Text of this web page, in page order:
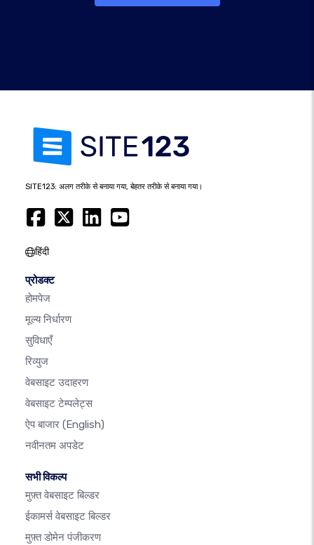
SITE123: अलग तरीके से बनाया गया, बेहतर तरीके से बनाया गया।
हिंदी
प्रोडक्ट
होमपेज
मूल्य निर्धारण
सुविधाएँ
रिव्युज
वेबसाइट उदाहरण
वेबसाइट टेम्पलेट्स
ऐप बाजार (English)
नवीनतम अपडेट
सभी विकल्प
मुफ़्त वेबसाइट बिल्डर
ईकामर्स वेबसाइट बिल्डर
मुफ़्त डोमेन पंजीकरण